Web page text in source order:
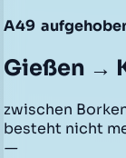
A49
Gießen →
zwischen
besteht nicht
—